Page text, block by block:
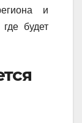
и
будет